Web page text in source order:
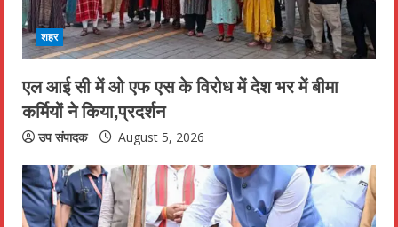
i
n
g
शहर
एल आई सी में ओ एफ एस के विरोध में देश भर में बीमा
कर्मियों ने किया,प्रदर्शन
उप संपादक August 5, 2026